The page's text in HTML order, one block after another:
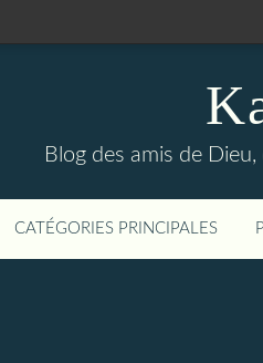
Blog des amis de
CATÉGORIES PRINCIPALES